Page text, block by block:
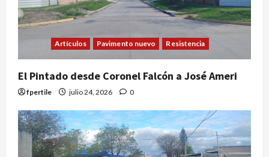
Artículos Pavimento nuevo Resistencia
El Pintado desde Coronel Falcón a José Ameri
fpertile julio 24, 2026 0